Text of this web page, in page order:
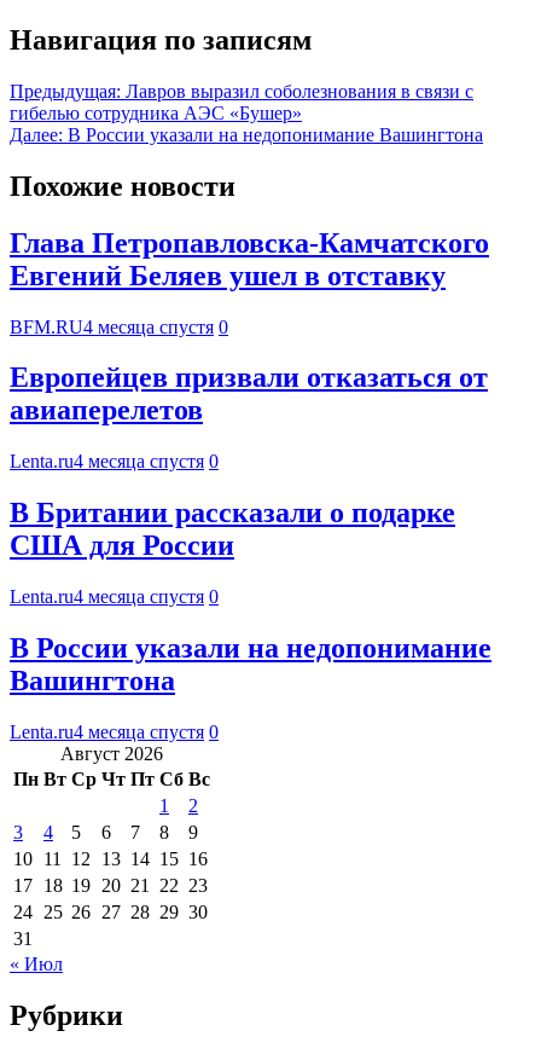
Навигация по записям
Предыдущая: Лавров выразил соболезнования в связи с
гибелью сотрудника АЭС «Бушер»
Далее: В России указали на недопонимание Вашингтона
Похожие новости
Глава Петропавловска-Камчатского
Евгений Беляев ушел в отставку
BFM.RU4 месяца спустя 0
Европейцев призвали отказаться от
авиаперелетов
Lenta.ru4 месяца спустя 0
В Британии рассказали о подарке
США для России
Lenta.ru4 месяца спустя 0
В России указали на недопонимание
Вашингтона
Lenta.ru4 месяца спустя 0
Август 2026
Пн Вт Ср Чт Пт Сб Вс
1
2
3
4 5 6 7 8
9
10 11 12 13 14 15 16
17 18 19 20 21 22 23
24 25 26 27 28 29 30
31
« Июл
Рубрики